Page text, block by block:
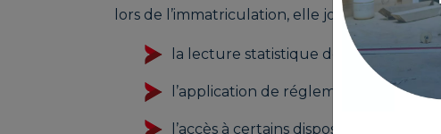
lors de l’immatriculation, elle joue un rôle clé
la lecture statistique de l’artisanat,
l’application de réglementations
l’accès à certains dispositifs